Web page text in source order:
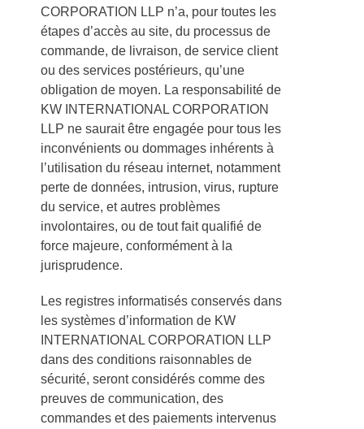
CORPORATION LLP n’a, pour toutes les
étapes d’accès au site, du processus de
commande, de livraison, de service client
ou des services postérieurs, qu’une
obligation de moyen. La responsabilité de
KW INTERNATIONAL CORPORATION
LLP ne saurait être engagée pour tous les
inconvénients ou dommages inhérents à
l’utilisation du réseau internet, notamment
perte de données, intrusion, virus, rupture
du service, et autres problèmes
involontaires, ou de tout fait qualifié de
force majeure, conformément à la
jurisprudence.
Les registres informatisés conservés dans
les systèmes d’information de KW
INTERNATIONAL CORPORATION LLP
dans des conditions raisonnables de
sécurité, seront considérés comme des
preuves de communication, des
commandes et des paiements intervenus